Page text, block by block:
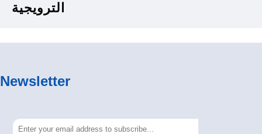
الترويجية
Newsletter